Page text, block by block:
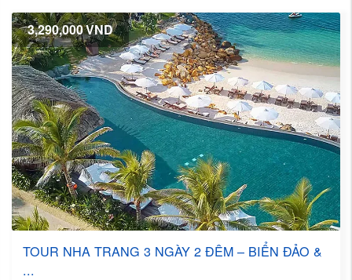
TOUR NHA TRANG 3 NGÀY 2 ĐÊM – BIỂN ĐẢO &
...
3,290,000VND